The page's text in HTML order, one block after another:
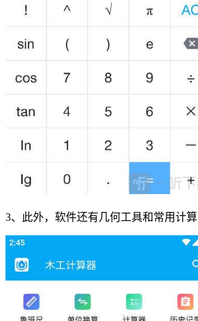
3、此外，软件还有几何工具和常用计